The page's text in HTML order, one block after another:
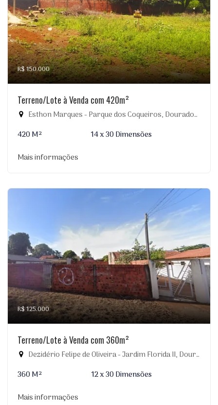
R$ 150.000
Terreno/Lote à Venda com 420m²
Esthon Marques - Parque dos Coqueiros, Dourados-MS
420 M²
14 x 30 Dimensões
Mais informações
R$ 125.000
Terreno/Lote à Venda com 360m²
Dezidério Felipe de Oliveira - Jardim Florida II, Dourados-MS
360 M²
12 x 30 Dimensões
Mais informações